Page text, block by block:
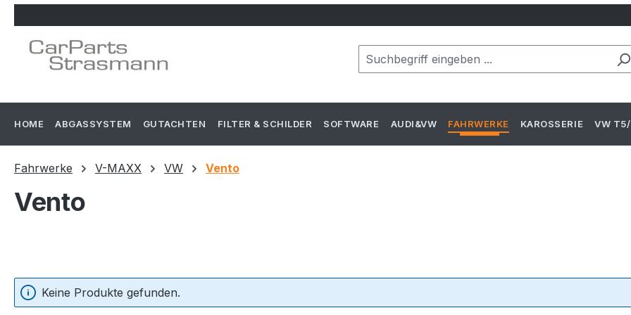
HOME ABGASSYSTEM GUTACHTEN FILTER & SCHILDER SOFTWARE AUDI&VW FAHRWERKE KAROSSERIE VW
Fahrwerke V-MAXX VW Vento
Vento
Keine Produkte gefunden.